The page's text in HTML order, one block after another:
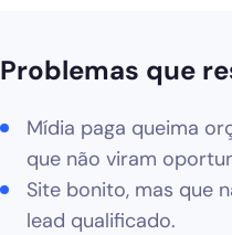
Problemas que
Mídia paga queima
que não viram
Site bonito, mas que
lead qualificado.